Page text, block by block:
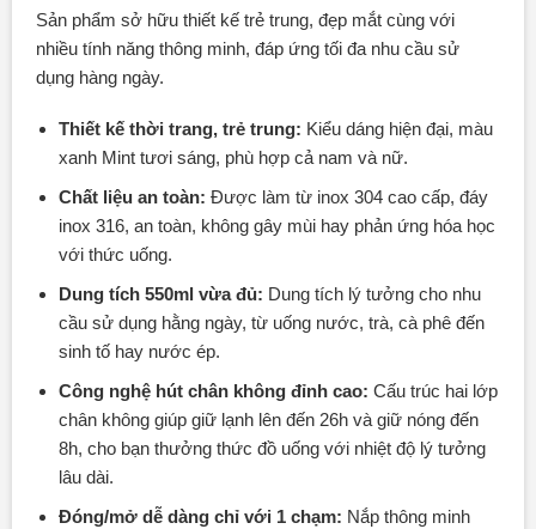
Sản phẩm sở hữu thiết kế trẻ trung, đẹp mắt cùng với
nhiều tính năng thông minh, đáp ứng tối đa nhu cầu sử
dụng hàng ngày.
Thiết kế thời trang, trẻ trung: Kiểu dáng hiện đại, màu
xanh Mint tươi sáng, phù hợp cả nam và nữ.
Chất liệu an toàn: Được làm từ inox 304 cao cấp, đáy
inox 316, an toàn, không gây mùi hay phản ứng hóa học
với thức uống.
Dung tích 550ml vừa đủ: Dung tích lý tưởng cho nhu
cầu sử dụng hằng ngày, từ uống nước, trà, cà phê đến
sinh tố hay nước ép.
Công nghệ hút chân không đỉnh cao: Cấu trúc hai lớp
chân không giúp giữ lạnh lên đến 26h và giữ nóng đến
8h, cho bạn thưởng thức đồ uống với nhiệt độ lý tưởng
lâu dài.
Đóng/mở dễ dàng chỉ với 1 chạm: Nắp thông minh